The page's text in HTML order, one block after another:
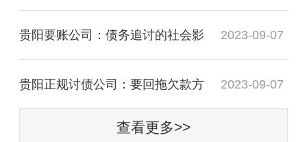
贵阳要账公司：债务追讨的社会影 2023-09-07
贵阳正规讨债公司：要回拖欠款方 2023-09-07
查看更多>>